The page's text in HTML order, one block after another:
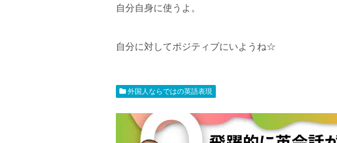
自分自身に使うよ。
自分に対してポジティブにいようね☆
外国人ならではの英語表現